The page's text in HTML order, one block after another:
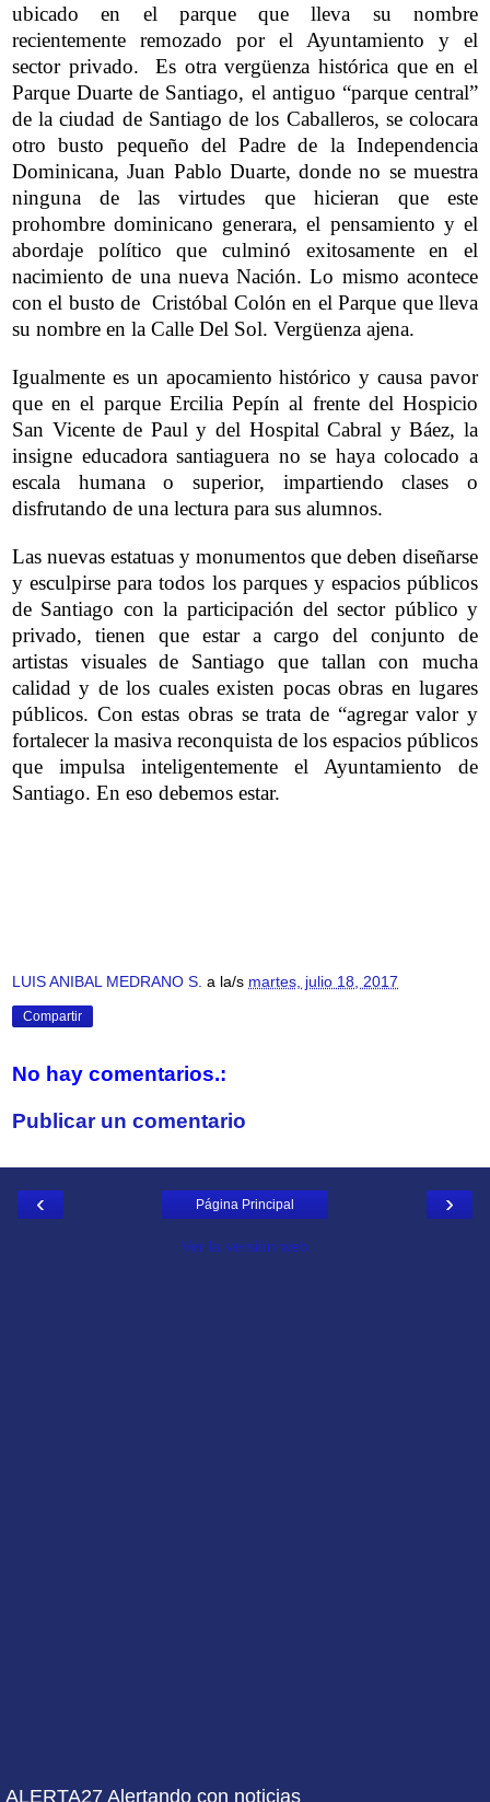
ubicado en el parque que lleva su nombre
recientemente remozado por el Ayuntamiento y el
sector privado. Es otra vergüenza histórica que en el
Parque Duarte de Santiago, el antiguo “parque central”
de la ciudad de Santiago de los Caballeros, se colocara
otro busto pequeño del Padre de la Independencia
Dominicana, Juan Pablo Duarte, donde no se muestra
ninguna de las virtudes que hicieran que este
prohombre dominicano generara, el pensamiento y el
abordaje político que culminó exitosamente en el
nacimiento de una nueva Nación. Lo mismo acontece
con el busto de Cristóbal Colón en el Parque que lleva
su nombre en la Calle Del Sol. Vergüenza ajena.
Igualmente es un apocamiento histórico y causa pavor
que en el parque Ercilia Pepín al frente del Hospicio
San Vicente de Paul y del Hospital Cabral y Báez, la
insigne educadora santiaguera no se haya colocado a
escala humana o superior, impartiendo clases o
disfrutando de una lectura para sus alumnos.
Las nuevas estatuas y monumentos que deben diseñarse
y esculpirse para todos los parques y espacios públicos
de Santiago con la participación del sector público y
privado, tienen que estar a cargo del conjunto de
artistas visuales de Santiago que tallan con mucha
calidad y de los cuales existen pocas obras en lugares
públicos. Con estas obras se trata de “agregar valor y
fortalecer la masiva reconquista de los espacios públicos
que impulsa inteligentemente el Ayuntamiento de
Santiago. En eso debemos estar.
LUIS ANIBAL MEDRANO S. a la/s martes, julio 18, 2017
Compartir
No hay comentarios.:
Publicar un comentario
‹ ›
Página Principal
Ver la versión web
ALERTA27 Alertando con noticias